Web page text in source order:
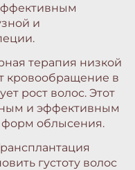
и
терапия низкой
кровообращение в
рост волос. Этот
и эффективным
облысения.
густоту волос